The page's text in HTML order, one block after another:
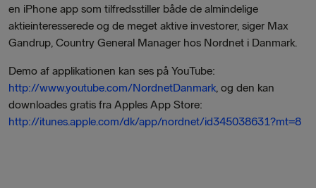
en iPhone app som tilfredsstiller både de almindelige
aktieinteresserede og de meget aktive investorer, siger Max
Gandrup, Country General Manager hos Nordnet i Danmark.
Demo af applikationen kan ses på YouTube:
http://www.youtube.com/NordnetDanmark, og den kan
downloades gratis fra Apples App Store:
http://itunes.apple.com/dk/app/nordnet/id345038631?mt=8